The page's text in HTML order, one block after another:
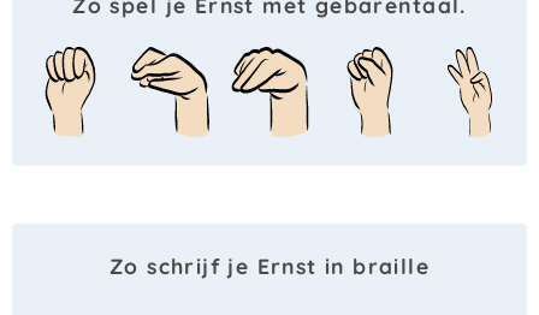
Zo spel je Ernst met gebarentaal.
Zo schrijf je Ernst in braille